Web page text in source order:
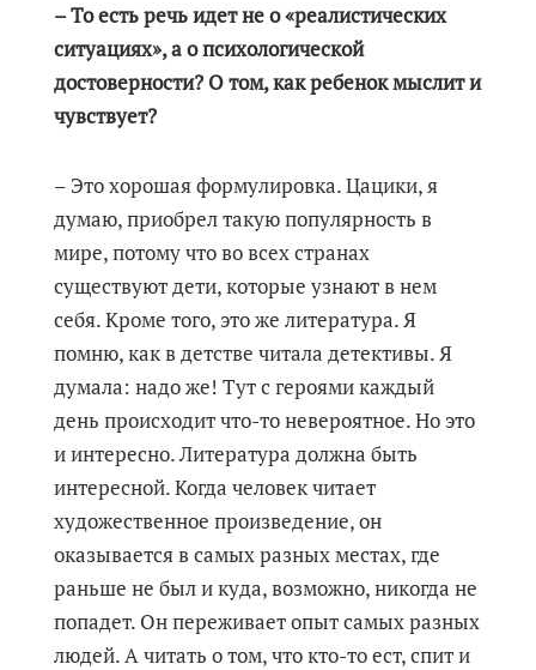
– То есть речь идет не о «реалистических
ситуациях», а о психологической
достоверности? О том, как ребенок мыслит и
чувствует?
– Это хорошая формулировка. Цацики, я
думаю, приобрел такую популярность в
мире, потому что во всех странах
существуют дети, которые узнают в нем
себя. Кроме того, это же литература. Я
помню, как в детстве читала детективы. Я
думала: надо же! Тут с героями каждый
день происходит что-то невероятное. Но это
и интересно. Литература должна быть
интересной. Когда человек читает
художественное произведение, он
оказывается в самых разных местах, где
раньше не был и куда, возможно, никогда не
попадет. Он переживает опыт самых разных
людей. А читать о том, что кто-то ест, спит и